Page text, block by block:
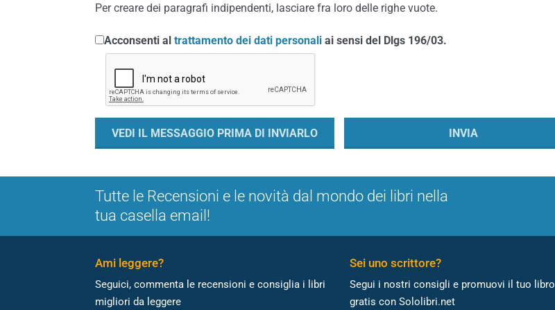
Per creare dei paragrafi indipendenti, lasciare fra loro delle righe vuote.
Acconsenti al trattamento dei dati personali ai sensi del Dlgs 196/03.
Tutte le Recensioni e le novità dal mondo dei libri nella
tua casella email!
Ami leggere?
Seguici, commenta le recensioni e consiglia i libri
migliori da leggere
Sei uno scrittore?
Segui i nostri consigli e promuovi il tuo libro
gratis con Sololibri.net